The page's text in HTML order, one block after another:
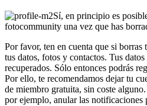
Sí, en principio es
fotocommunity una vez que has
Por favor, ten en cuenta que si borras
tus datos, fotos y contactos. Tus
recuperados. Sólo entonces podrás
Por ello, te recomendamos dejar tu
de miembro gratuita, sin coste
por ejemplo, anular las notificaciones